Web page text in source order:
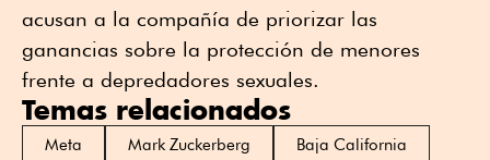
acusan a la compañía de priorizar las
ganancias sobre la protección de menores
frente a depredadores sexuales.
Temas relacionados
Meta Mark Zuckerberg
Baja California